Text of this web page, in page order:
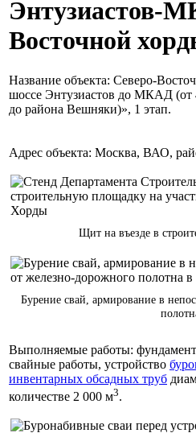
Энтузиастов-
Восточной
Название объекта: Северо-
шоссе Энтузиастов до МКАД (от
до района Вешняки)», 1 этап.
Адрес объекта: Москва, ВАО,
Щит на въезде в
Бурение свай, армирование в
Выполняемые работы:
свайные работы, устройство
инвентарных обсадных труб
количестве 2 000 м3.